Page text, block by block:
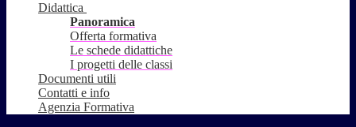
Didattica
Panoramica
Offerta formativa
Le schede didattiche
I progetti delle classi
Documenti utili
Contatti e info
Agenzia Formativa